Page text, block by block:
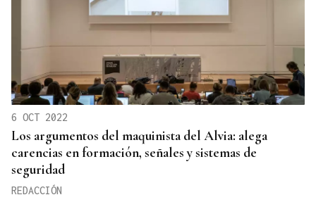
6 OCT 2022
Los argumentos del maquinista del Alvia: alega
carencias en formación, señales y sistemas de
seguridad
REDACCIÓN